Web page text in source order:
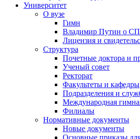
Университет
О вузе
Гимн
Владимир Путин о
Лицензия и
Структура
Почетные доктора и
Ученый совет
Ректорат
Факультеты и кафедры
Подразделения и
Международная
Филиалы
Нормативные документы
Новые документы
Основные приказы